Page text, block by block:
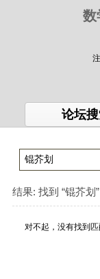
数
论坛
结果: 找到 “锟芥划
对不起，没有找到匹